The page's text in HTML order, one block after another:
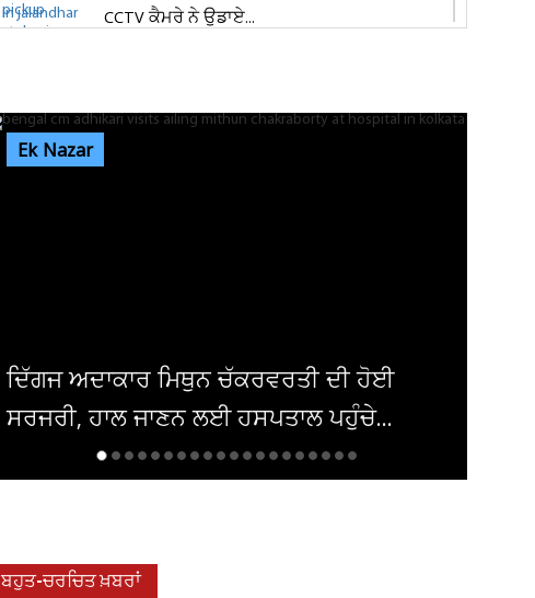
CCTV ਕੈਮਰੇ ਨੇ ਉਡਾਏ...
Ek Nazar
ਦਮਿਸ਼ਕ 'ਚ ਬੰਬ ਧਮਾਕਾ, 14 ਲੋਕ ਜ਼ਖਮੀ
ਬਹੁਤ-ਚਰਚਿਤ ਖ਼ਬਰਾਂ